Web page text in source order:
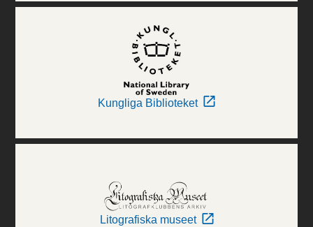
Kungliga Biblioteket
Litografiska museet